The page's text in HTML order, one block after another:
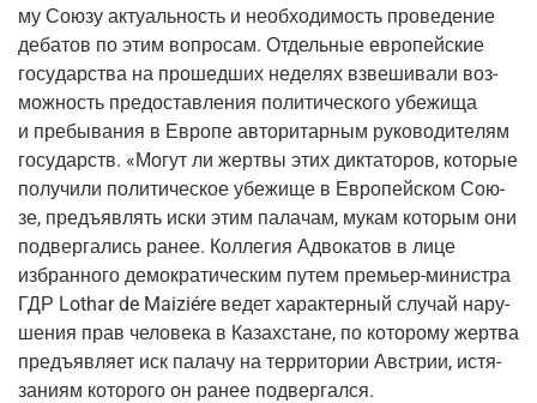
му Сою­зу акту­аль­ность и необ­хо­ди­мость про­ве­де­ние
деба­тов по этим вопро­сам. Отдель­ные евро­пей­ские
госу­дар­ства на про­шед­ших неде­лях взве­ши­ва­ли воз­
мож­ность предо­став­ле­ния поли­ти­че­ско­го убе­жи­ща
и пре­бы­ва­ния в Евро­пе авто­ри­тар­ным руко­во­ди­те­лям
госу­дарств. «Могут ли жерт­вы этих дик­та­то­ров, кото­рые
полу­чи­ли поли­ти­че­ское убе­жи­ще в Евро­пей­ском Сою­
зе, предъ­яв­лять иски этим пала­чам, мукам кото­рым они
под­вер­га­лись ранее. Кол­ле­гия Адво­ка­тов в лице
избран­но­го демо­кра­ти­че­ским путем пре­мьер-мини­стра
ГДР Lothar de Maiziére ведет харак­тер­ный слу­чай нару­
ше­ния прав чело­ве­ка в Казах­стане, по кото­ро­му жерт­ва
предъ­яв­ля­ет иск пала­чу на тер­ри­то­рии Австрии, истя­
за­ни­ям кото­ро­го он ранее подвергался.